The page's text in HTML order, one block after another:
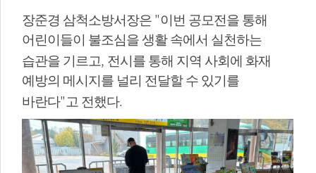
장준경 삼척소방서장은 "이번 공모전을 통해
어린이들이 불조심을 생활 속에서 실천하는
습관을 기르고, 전시를 통해 지역 사회에 화재
예방의 메시지를 널리 전달할 수 있기를
바란다" 고 전했다.